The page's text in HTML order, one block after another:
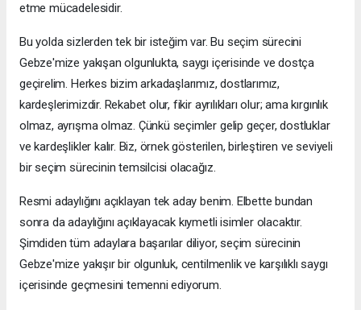
etme mücadelesidir.
Bu yolda sizlerden tek bir isteğim var. Bu seçim sürecini
Gebze'mize yakışan olgunlukta, saygı içerisinde ve dostça
geçirelim. Herkes bizim arkadaşlarımız, dostlarımız,
kardeşlerimizdir. Rekabet olur, fikir ayrılıkları olur; ama kırgınlık
olmaz, ayrışma olmaz. Çünkü seçimler gelip geçer, dostluklar
ve kardeşlikler kalır. Biz, örnek gösterilen, birleştiren ve seviyeli
bir seçim sürecinin temsilcisi olacağız.
Resmi adaylığını açıklayan tek aday benim. Elbette bundan
sonra da adaylığını açıklayacak kıymetli isimler olacaktır.
Şimdiden tüm adaylara başarılar diliyor, seçim sürecinin
Gebze'mize yakışır bir olgunluk, centilmenlik ve karşılıklı saygı
içerisinde geçmesini temenni ediyorum.